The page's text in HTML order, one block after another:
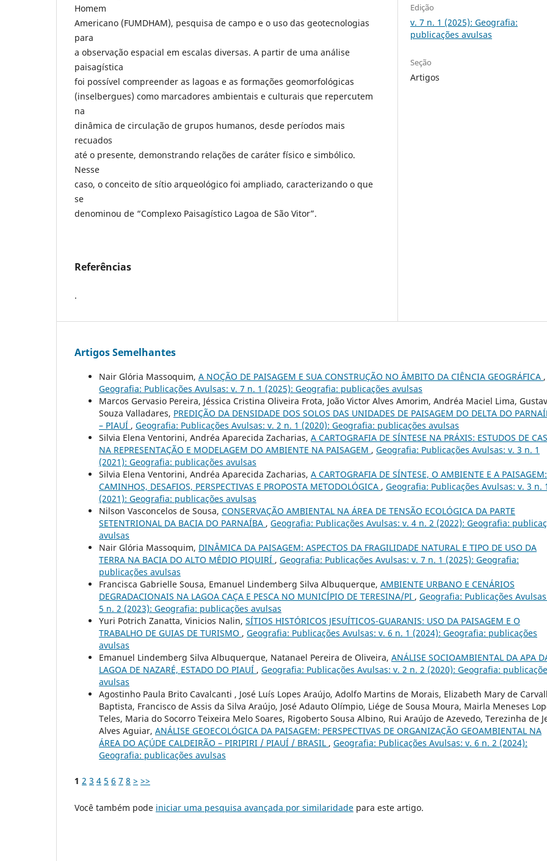
Homem
Americano (FUMDHAM), pesquisa de campo e o uso das geotecnologias
para
a observação espacial em escalas diversas. A partir de uma análise
paisagística
foi possível compreender as lagoas e as formações geomorfológicas
(inselbergues) como marcadores ambientais e culturais que repercutem
na
dinâmica de circulação de grupos humanos, desde períodos mais
recuados
até o presente, demonstrando relações de caráter físico e simbólico.
Nesse
caso, o conceito de sítio arqueológico foi ampliado, caracterizando o que
se
denominou de “Complexo Paisagístico Lagoa de São Vitor”.
Referências
.
Edição
v. 7 n. 1 (2025): Geografia:
publicações avulsas
Seção
Artigos
Artigos Semelhantes
Nair Glória Massoquim, A NOÇÃO DE PAISAGEM E SUA CONSTRUÇÃO NO ÂMBITO DA CIÊNCIA GEOGRÁFICA ,
Geografia: Publicações Avulsas: v. 7 n. 1 (2025): Geografia: publicações avulsas
Marcos Gervasio Pereira, Jéssica Cristina Oliveira Frota, João Victor Alves Amorim, Andréa Maciel Lima,
Souza Valladares, PREDIÇÃO DA DENSIDADE DOS SOLOS DAS UNIDADES DE PAISAGEM DO DELTA DO
– PIAUÍ , Geografia: Publicações Avulsas: v. 2 n. 1 (2020): Geografia: publicações avulsas
Silvia Elena Ventorini, Andréa Aparecida Zacharias, A CARTOGRAFIA DE SÍNTESE NA PRÁXIS: ESTUDOS DE
NA REPRESENTAÇÃO E MODELAGEM DO AMBIENTE NA PAISAGEM , Geografia: Publicações Avulsas: v. 3 n. 1
(2021): Geografia: publicações avulsas
Silvia Elena Ventorini, Andréa Aparecida Zacharias, A CARTOGRAFIA DE SÍNTESE, O AMBIENTE E A PAISAGEM:
CAMINHOS, DESAFIOS, PERSPECTIVAS E PROPOSTA METODOLÓGICA , Geografia: Publicações Avulsas: v. 3 n. 1
(2021): Geografia: publicações avulsas
Nilson Vasconcelos de Sousa, CONSERVAÇÃO AMBIENTAL NA ÁREA DE TENSÃO ECOLÓGICA DA PARTE
SETENTRIONAL DA BACIA DO PARNAÍBA , Geografia: Publicações Avulsas: v. 4 n. 2 (2022): Geografia:
avulsas
Nair Glória Massoquim, DINÂMICA DA PAISAGEM: ASPECTOS DA FRAGILIDADE NATURAL E TIPO DE USO DA
TERRA NA BACIA DO ALTO MÉDIO PIQUIRÍ , Geografia: Publicações Avulsas: v. 7 n. 1 (2025): Geografia:
publicações avulsas
Francisca Gabrielle Sousa, Emanuel Lindemberg Silva Albuquerque, AMBIENTE URBANO E CENÁRIOS
DEGRADACIONAIS NA LAGOA CAÇA E PESCA NO MUNICÍPIO DE TERESINA/PI , Geografia: Publicações
5 n. 2 (2023): Geografia: publicações avulsas
Yuri Potrich Zanatta, Vinicios Nalin, SÍTIOS HISTÓRICOS JESUÍTICOS-GUARANIS: USO DA PAISAGEM E O
TRABALHO DE GUIAS DE TURISMO , Geografia: Publicações Avulsas: v. 6 n. 1 (2024): Geografia: publicações
avulsas
Emanuel Lindemberg Silva Albuquerque, Natanael Pereira de Oliveira, ANÁLISE SOCIOAMBIENTAL DA APA
LAGOA DE NAZARÉ, ESTADO DO PIAUÍ , Geografia: Publicações Avulsas: v. 2 n. 2 (2020): Geografia:
avulsas
Agostinho Paula Brito Cavalcanti , José Luís Lopes Araújo, Adolfo Martins de Morais, Elizabeth Mary de
Baptista, Francisco de Assis da Silva Araújo, José Adauto Olímpio, Liége de Sousa Moura, Mairla Meneses
Teles, Maria do Socorro Teixeira Melo Soares, Rigoberto Sousa Albino, Rui Araújo de Azevedo, Terezinha de
Alves Aguiar, ANÁLISE GEOECOLÓGICA DA PAISAGEM: PERSPECTIVAS DE ORGANIZAÇÃO GEOAMBIENTAL NA
ÁREA DO AÇÚDE CALDEIRÃO – PIRIPIRI / PIAUÍ / BRASIL , Geografia: Publicações Avulsas: v. 6 n. 2 (2024):
Geografia: publicações avulsas
1 2 3 4 5 6 7 8 > >>
Você também pode iniciar uma pesquisa avançada por similaridade para este artigo.